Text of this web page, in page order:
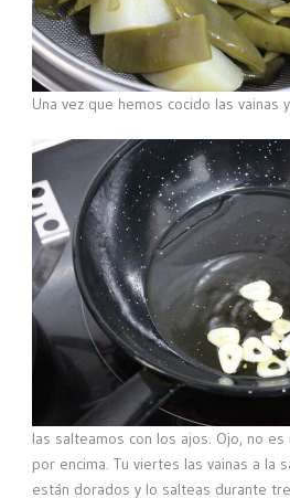
Una vez que hemos cocido las vainas
las salteamos con los ajos. Ojo, no
por encima. Tu viertes las vainas a la
están dorados y lo salteas durante